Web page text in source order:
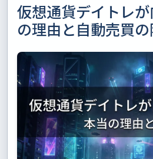
仮想通貨デイトレ
の理由と自動売買